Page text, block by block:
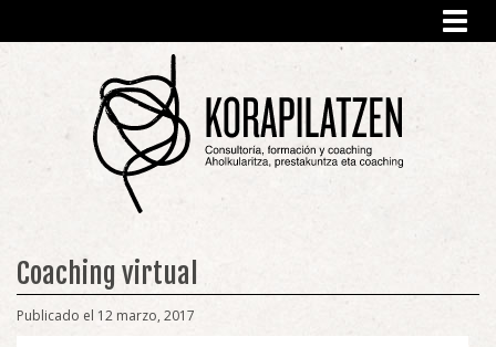
Coaching virtual
Publicado el 12 marzo, 2017